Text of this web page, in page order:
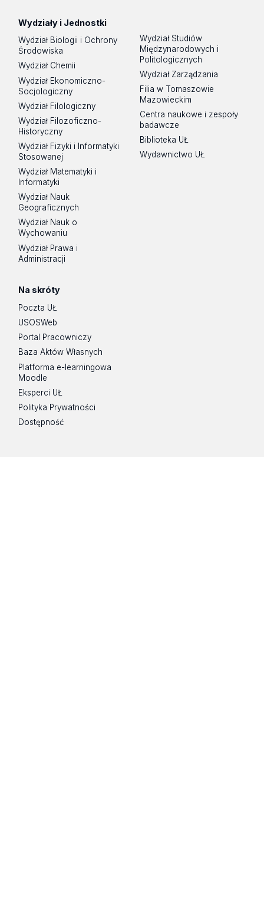
Wydziały i Jednostki
Wydział Biologii i Ochrony
Środowiska
Wydział Chemii
Wydział Ekonomiczno-
Socjologiczny
Wydział Filologiczny
Wydział Filozoficzno-
Historyczny
Wydział Fizyki i Informatyki
Stosowanej
Wydział Matematyki i
Informatyki
Wydział Nauk
Geograficznych
Wydział Nauk o
Wychowaniu
Wydział Prawa i
Administracji
Wydział Studiów
Międzynarodowych i
Politologicznych
Wydział Zarządzania
Filia w Tomaszowie
Mazowieckim
Centra naukowe i zespoły
badawcze
Biblioteka UŁ
Wydawnictwo UŁ
Na skróty
Poczta UŁ
USOSWeb
Portal Pracowniczy
Baza Aktów Własnych
Platforma e-learningowa
Moodle
Eksperci UŁ
Polityka Prywatności
Dostępność